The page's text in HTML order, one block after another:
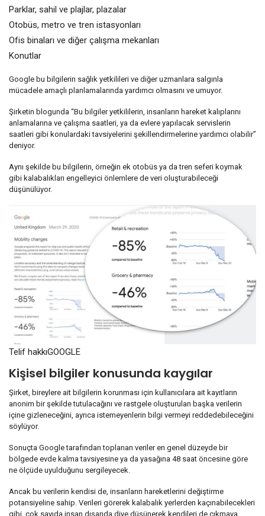
Parklar, sahil ve plajlar, plazalar
Otobüs, metro ve tren istasyonları
Ofis binaları ve diğer çalışma mekanları
Konutlar
Google bu bilgilerin sağlık yetkilileri ve diğer uzmanlara salgınla
mücadele amaçlı planlamalarında yardımcı olmasını ve umuyor.
Şirketin blogunda “Bu bilgiler yetkililerin, insanların hareket kalıplarını
anlamalarına ve çalışma saatleri, ya da evlere yapılacak servislerin
saatleri gibi konulardaki tavsiyelerini şekillendirmelerine yardımcı olabilir”
deniyor.
Aynı şekilde bu bilgilerin, örneğin ek otobüs ya da tren seferi koymak
gibi kalabalıkları engelleyici önlemlere de veri oluşturabileceği
düşünülüyor.
Telif hakkıGOOGLE
Kişisel bilgiler konusunda kaygılar
Şirket, bireylere ait bilgilerin korunması için kullanıcılara ait kayıtların
anonim bir şekilde tutulacağını ve rastgele oluşturulan başka verilerin
içine gizleneceğini, ayrıca istemeyenlerin bilgi vermeyi reddedebileceğini
söylüyor.
Sonuçta Google tarafından toplanan veriler en genel düzeyde bir
bölgede evde kalma tavsiyesine ya da yasağına 48 saat öncesine göre
ne ölçüde uyulduğunu sergileyecek.
Ancak bu verilerin kendisi de, insanların hareketlerini değiştirme
potansiyeline sahip. Verileri görerek kalabalık yerlerden kaçınabilecekleri
gibi, çok sayıda insan dışarıda diye düşünerek kendileri de çıkmaya